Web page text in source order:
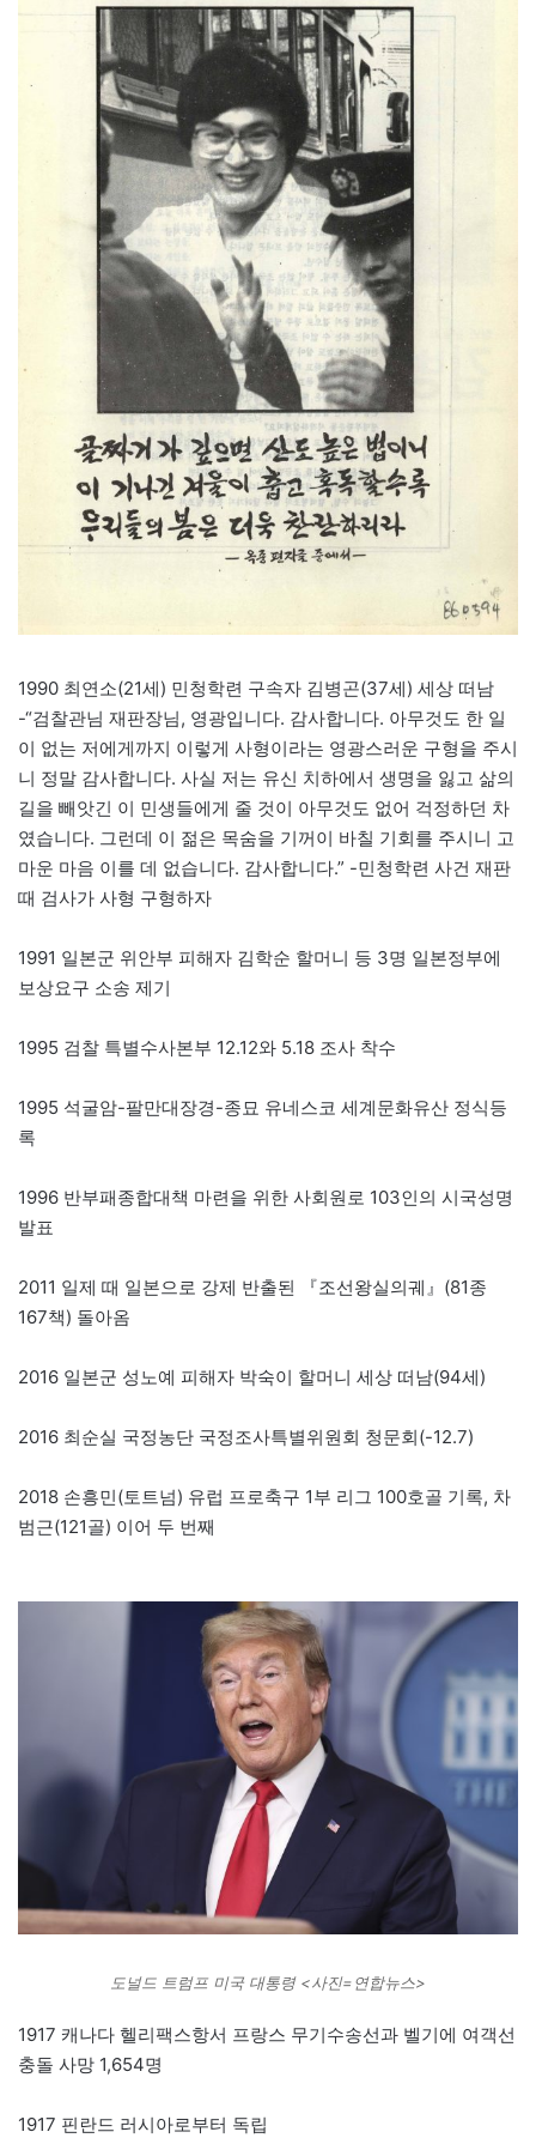
1990 최연소(21세) 민청학련 구속자 김병곤(37세) 세상 떠남
-“검찰관님 재판장님, 영광입니다. 감사합니다. 아무것도 한 일
이 없는 저에게까지 이렇게 사형이라는 영광스러운 구형을 주시
니 정말 감사합니다. 사실 저는 유신 치하에서 생명을 잃고 삶의
길을 빼앗긴 이 민생들에게 줄 것이 아무것도 없어 걱정하던 차
였습니다. 그런데 이 젊은 목숨을 기꺼이 바칠 기회를 주시니 고
마운 마음 이를 데 없습니다. 감사합니다.” -민청학련 사건 재판
때 검사가 사형 구형하자
1991 일본군 위안부 피해자 김학순 할머니 등 3명 일본정부에
보상요구 소송 제기
1995 검찰 특별수사본부 12.12와 5.18 조사 착수
1995 석굴암-팔만대장경-종묘 유네스코 세계문화유산 정식등
록
1996 반부패종합대책 마련을 위한 사회원로 103인의 시국성명
발표
2011 일제 때 일본으로 강제 반출된 『조선왕실의궤』(81종
167책) 돌아옴
2016 일본군 성노예 피해자 박숙이 할머니 세상 떠남(94세)
2016 최순실 국정농단 국정조사특별위원회 청문회(-12.7)
2018 손흥민(토트넘) 유럽 프로축구 1부 리그 100호골 기록, 차
범근(121골) 이어 두 번째
도널드 트럼프 미국 대통령 <사진=연합뉴스>
1917 캐나다 헬리팩스항서 프랑스 무기수송선과 벨기에 여객선
충돌 사망 1,654명
1917 핀란드 러시아로부터 독립